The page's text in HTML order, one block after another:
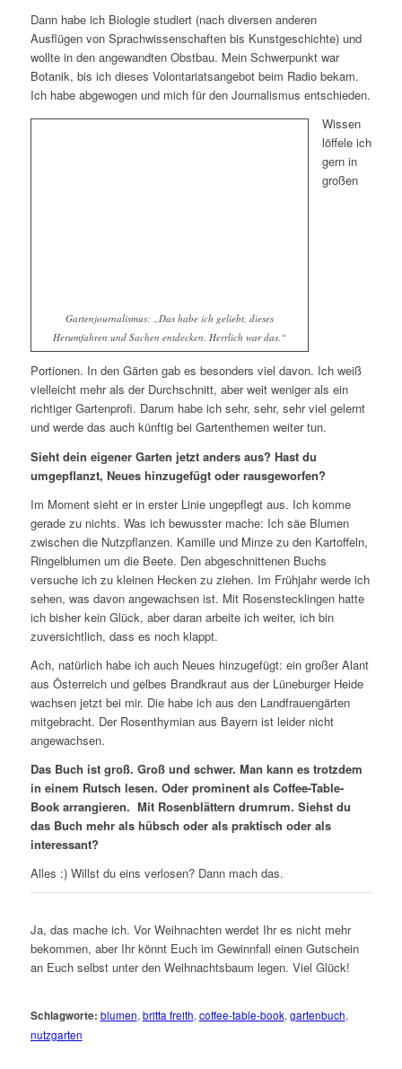
Dann habe ich Biologie studiert (nach diversen anderen
Ausflügen von Sprachwissenschaften bis Kunstgeschichte) und
wollte in den angewandten Obstbau. Mein Schwerpunkt war
Botanik, bis ich dieses Volontariatsangebot beim Radio bekam.
Ich habe abgewogen und mich für den Journalismus entschieden.
Gartenjournalismus: „Das habe ich geliebt, dieses
Herumfahren und Sachen entdecken. Herrlich war das.“
Wissen
löffele ich
gern in
großen
Portionen. In den Gärten gab es besonders viel davon. Ich weiß
vielleicht mehr als der Durchschnitt, aber weit weniger als ein
richtiger Gartenprofi. Darum habe ich sehr, sehr, sehr viel gelernt
und werde das auch künftig bei Gartenthemen weiter tun.
Sieht dein eigener Garten jetzt anders aus? Hast du
umgepflanzt, Neues hinzugefügt oder rausgeworfen?
Im Moment sieht er in erster Linie ungepflegt aus. Ich komme
gerade zu nichts. Was ich bewusster mache: Ich säe Blumen
zwischen die Nutzpflanzen. Kamille und Minze zu den Kartoffeln,
Ringelblumen um die Beete. Den abgeschnittenen Buchs
versuche ich zu kleinen Hecken zu ziehen. Im Frühjahr werde ich
sehen, was davon angewachsen ist. Mit Rosenstecklingen hatte
ich bisher kein Glück, aber daran arbeite ich weiter, ich bin
zuversichtlich, dass es noch klappt.
Ach, natürlich habe ich auch Neues hinzugefügt: ein großer Alant
aus Österreich und gelbes Brandkraut aus der Lüneburger Heide
wachsen jetzt bei mir. Die habe ich aus den Landfrauengärten
mitgebracht. Der Rosenthymian aus Bayern ist leider nicht
angewachsen.
Das Buch ist groß. Groß und schwer. Man kann es trotzdem
in einem Rutsch lesen. Oder prominent als Coffee-Table-
Book arrangieren. Mit Rosenblättern drumrum. Siehst du
das Buch mehr als hübsch oder als praktisch oder als
interessant?
Alles :) Willst du eins verlosen? Dann mach das.
Ja, das mache ich. Vor Weihnachten werdet Ihr es nicht mehr
bekommen, aber Ihr könnt Euch im Gewinnfall einen Gutschein
an Euch selbst unter den Weihnachtsbaum legen. Viel Glück!
Schlagworte: blumen, britta freith, coffee-table-book, gartenbuch,
nutzgarten